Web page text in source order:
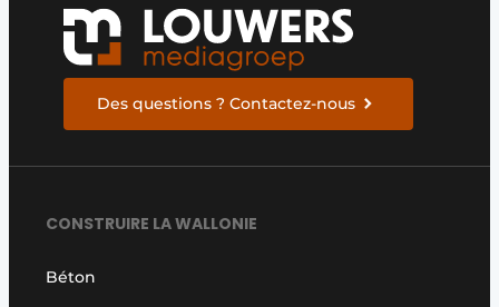
Des questions ? Contactez-nous
CONSTRUIRE LA WALLONIE
Béton